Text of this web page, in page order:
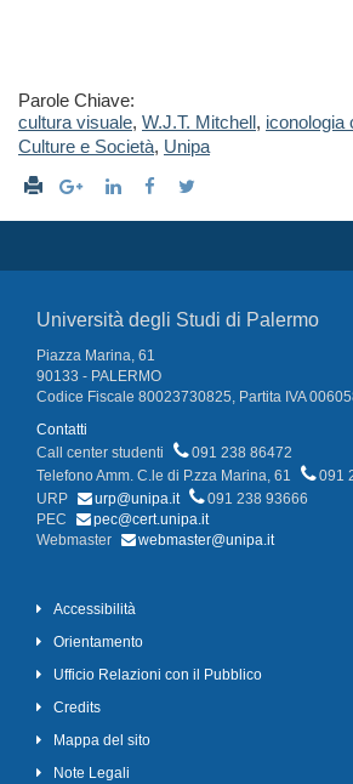
Parole Chiave:
cultura visuale, W.J.T. Mitchell, iconologia
Culture e Società, Unipa
Università degli Studi di Palermo
Piazza Marina, 61
90133 - PALERMO
Codice Fiscale 80023730825, Partita IVA
Contatti
Call center studenti
091 238 86472
Telefono Amm. C.le di P.zza Marina, 61
091
URP
urp@unipa.it
091 238 93666
PEC
pec@cert.unipa.it
Webmaster
webmaster@unipa.it
Accessibilità
Orientamento
Ufficio Relazioni con il Pubblico
Credits
Mappa del sito
Note Legali